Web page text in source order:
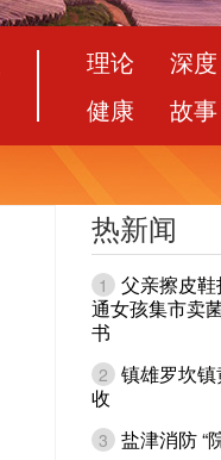
理论 深度
健康
故事
热新闻
1
父亲擦皮
通女孩集市卖
书
2 镇雄罗坎
收
3 盐津消防 “